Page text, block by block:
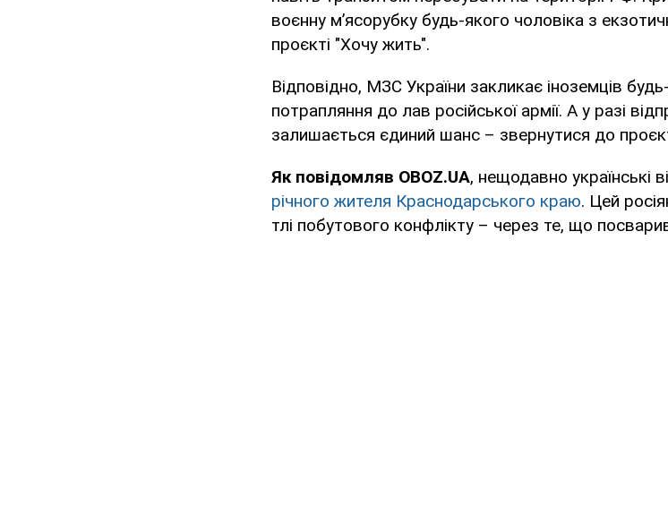
воєнну м’ясорубку будь-якого чоловіка з
проєкті "Хочу жить".
Відповідно, МЗС України закликає іноземців
потрапляння до лав російської армії. А у разі
залишається єдиний шанс – звернутися до
Як повідомляв OBOZ.UA, нещодавно українські
річного жителя Краснодарського краю. Цей
тлі побутового конфлікту – через те, що